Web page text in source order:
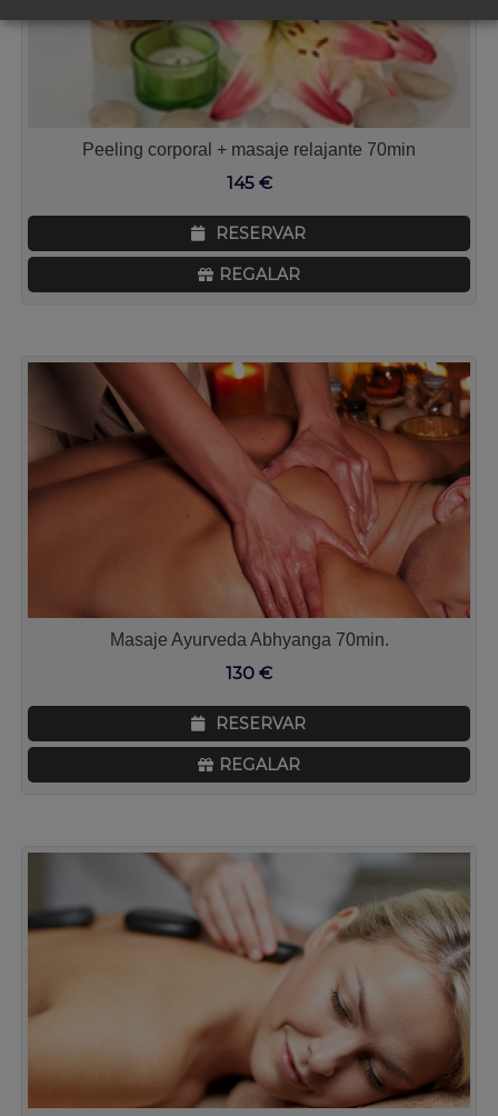
Peeling corporal + masaje relajante 70min
145€
RESERVAR
REGALAR
Masaje Ayurveda Abhyanga 70min.
130 €
RESERVAR
REGALAR